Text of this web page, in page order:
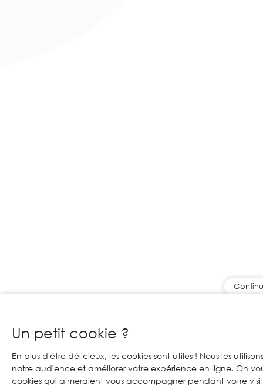
Un petit cookie ?
En plus d'être délicieux, les cookies sont utiles ! Nous les
notre audience et améliorer votre expérience en ligne. On
cookies qui aimeraient vous accompagner pendant votre